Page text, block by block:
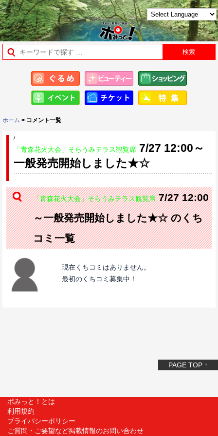
ホーム > コメント一覧
/
「青森花火大会」そらうみテラス観覧席 7/27 12:00～
一般発売開始しました★☆
「青森花火大会」そらうみテラス観覧席7/27 12:00
～一般発売開始しました★☆ のくち
コミ一覧
現在くちコミはありません。
最初のくちコミ募集中！
PAGE TOP ↑
ポみっと！とは
利用規約
プライバシーポリシー
ご質問・ご要望など掲載情報のお問い合わせ